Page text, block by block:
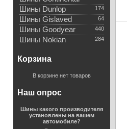
174
Шины Dunlop
64
Шины Gislaved
440
Шины Goodyear
284
Шины Nokian
Корзина
В корзине нет товаров
Наш опрос
Шины какого производителя
установлены на вашем
автомобиле?